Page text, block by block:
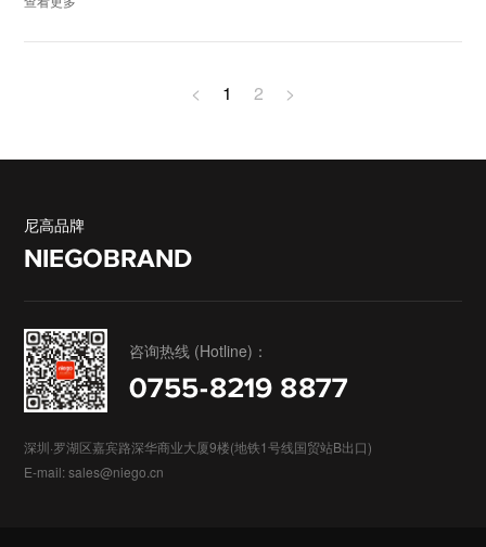
< 1 2 >
尼高品牌
NIEGOBRAND
咨询热线 (Hotline)：
0755-8219 8877
深圳·罗湖区嘉宾路深华商业大厦9楼(地铁1号线国贸站B出口)
E-mail: sales@niego.cn